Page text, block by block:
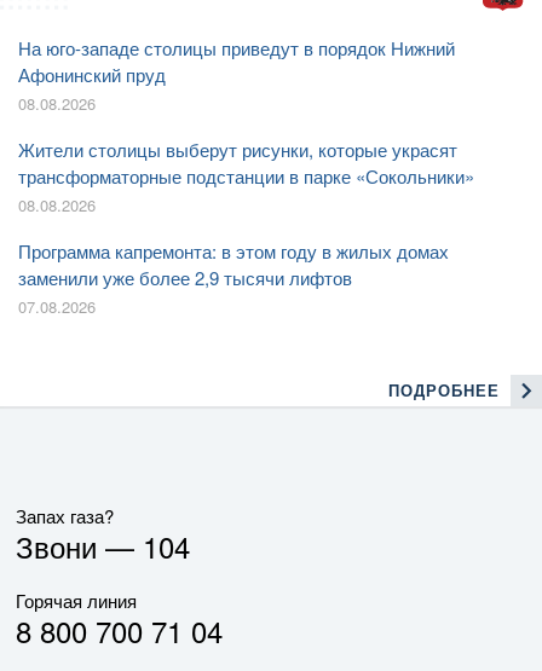
На юго-западе столицы приведут в порядок Нижний
Афонинский пруд
08.08.2026
Жители столицы выберут рисунки, которые украсят
трансформаторные подстанции в парке «Сокольники»
08.08.2026
Программа капремонта: в этом году в жилых домах
заменили уже более 2,9 тысячи лифтов
07.08.2026
ПОДРОБНЕЕ
Запах газа?
Звони — 104
Горячая линия
8 800 700 71 04